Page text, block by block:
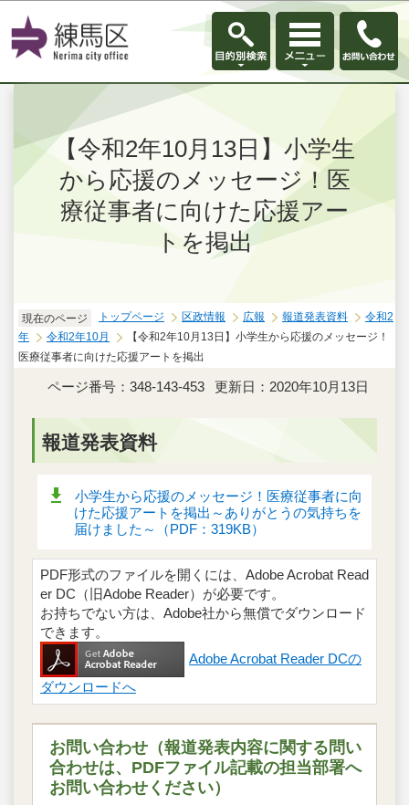
このページの本文へ移動
【令和2年10月13日】小学生
から応援のメッセージ！医
療従事者に向けた応援アー
トを掲出
現在のページ トップページ 区政情報 広報 報道発表資料
令和2
年
令和2年10月
【令和2年10月13日】小学生から応援のメッセージ！
医療従事者に向けた応援アートを掲出
ページ番号：348-143-453 更新日：2020年10月13日
報道発表資料
小学生から応援のメッセージ！医療従事者に向
けた応援アートを掲出～ありがとうの気持ちを
届けました～（PDF：319KB）
PDF形式のファイルを開くには、Adobe Acrobat Read
er DC（旧Adobe Reader）が必要です。
お持ちでない方は、Adobe社から無償でダウンロード
できます。
Adobe Acrobat Reader DCの
ダウンロードへ
お問い合わせ（報道発表内容に関する問い
合わせは、PDFファイル記載の担当部署へ
お問い合わせください）